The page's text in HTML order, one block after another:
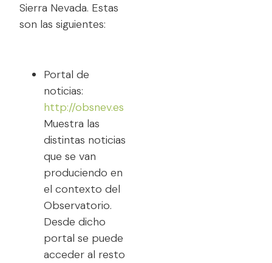
Sierra Nevada. Estas
son las siguientes:
Portal de
noticias:
http://obsnev.es
Muestra las
distintas noticias
que se van
produciendo en
el contexto del
Observatorio.
Desde dicho
portal se puede
acceder al resto